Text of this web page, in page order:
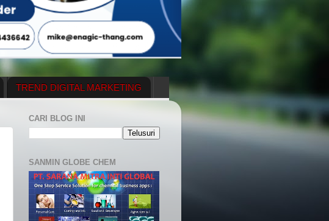
TREND DIGITAL MARKETING
CARI BLOG INI
SANMIN GLOBE CHEM